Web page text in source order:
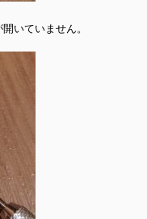
いていません。